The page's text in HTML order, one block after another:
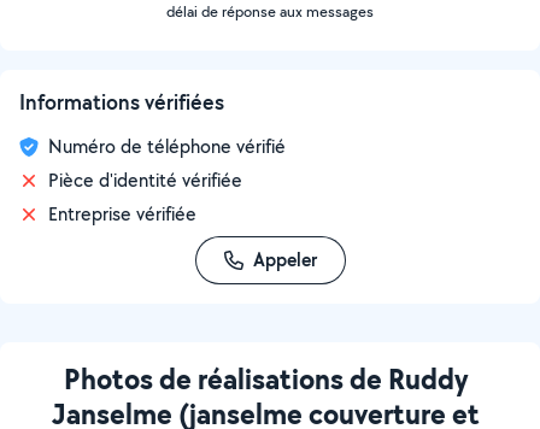
délai de réponse aux messages
Informations vérifiées
Numéro de téléphone vérifié
Pièce d'identité vérifiée
Entreprise vérifiée
Appeler
Photos de réalisations de Ruddy
Janselme (janselme couverture et